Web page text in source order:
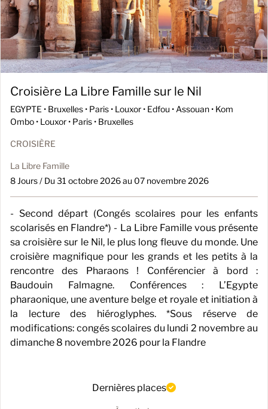
Croisière La Libre Famille sur le Nil
EGYPTE • Bruxelles • Paris • Louxor • Edfou • Assouan • Kom
Ombo • Louxor • Paris • Bruxelles
CROISIÈRE
La Libre Famille
8 Jours / Du 31 octobre 2026 au 07 novembre 2026
- Second départ (Congés scolaires pour les enfants
scolarisés en Flandre*) - La Libre Famille vous présente
sa croisière sur le Nil, le plus long fleuve du monde. Une
croisière magnifique pour les grands et les petits à la
rencontre des Pharaons ! Conférencier à bord :
Baudouin Falmagne. Conférences : L’Egypte
pharaonique, une aventure belge et royale et initiation à
la lecture des hiéroglyphes. *Sous réserve de
modifications: congés scolaires du lundi 2 novembre au
dimanche 8 novembre 2026 pour la Flandre
Dernières places